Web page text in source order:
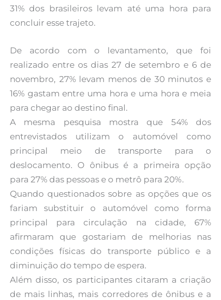
31% dos brasileiros levam até uma hora para
concluir esse trajeto.
De acordo com o levantamento, que foi
realizado entre os dias 27 de setembro e 6 de
novembro, 27% levam menos de 30 minutos e
16% gastam entre uma hora e uma hora e meia
para chegar ao destino final.
A mesma pesquisa mostra que 54% dos
entrevistados utilizam o automóvel como
principal meio de transporte para o
deslocamento. O ônibus é a primeira opção
para 27% das pessoas e o metrô para 20%.
Quando questionados sobre as opções que os
fariam substituir o automóvel como forma
principal para circulação na cidade, 67%
afirmaram que gostariam de melhorias nas
condições físicas do transporte público e a
diminuição do tempo de espera.
Além disso, os participantes citaram a criação
de mais linhas, mais corredores de ônibus e a